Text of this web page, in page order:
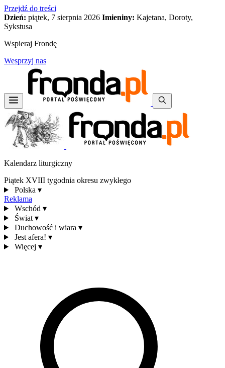
Przejdź do treści
Dzień: piątek, 7 sierpnia 2026 Imieniny: Kajetana, Doroty,
Sykstusa
Wspieraj Frondę
Wesprzyj nas
Kalendarz liturgiczny
Piątek XVIII tygodnia okresu zwykłego
Polska ▾
Reklama
Wschód ▾
Świat ▾
Duchowość i wiara ▾
Jest afera! ▾
Więcej ▾